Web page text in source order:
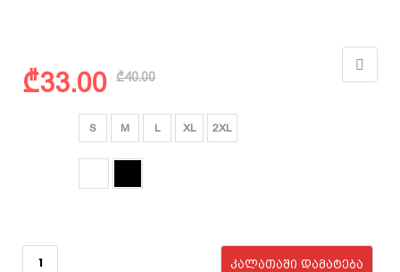
₾40.00Original
was:
₾40.00.
₾33.00
Current
is:
₾33.00.
S M L XL 2XL
რაოდენობა:
Need money
ᲙᲐᲚᲐᲗᲐᲨᲘ ᲓᲐᲛᲐᲢᲔᲑᲐ